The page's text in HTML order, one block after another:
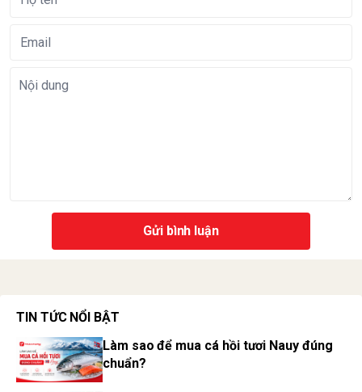
Gửi bình luận
TIN TỨC NỔI BẬT
Làm sao để mua cá hồi tươi Nauy đúng
chuẩn?